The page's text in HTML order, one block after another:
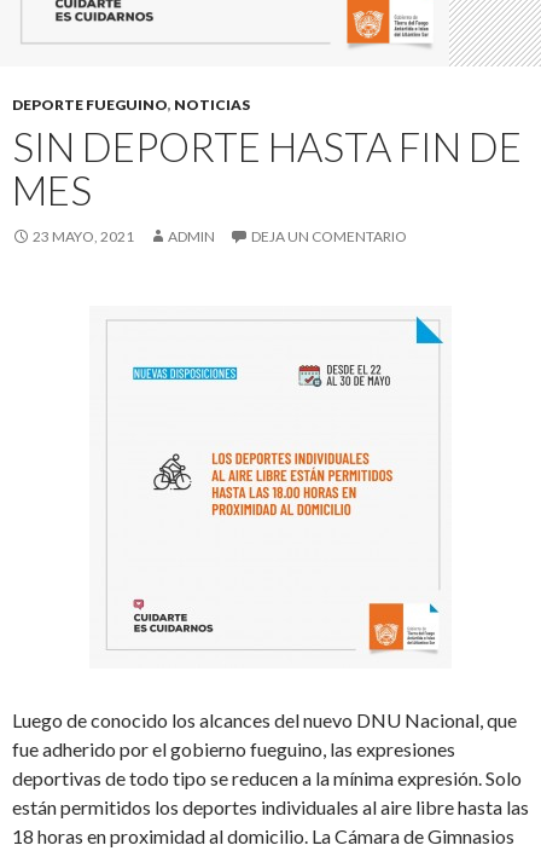
DEPORTE FUEGUINO, NOTICIAS
SIN DEPORTE HASTA FIN DE
MES
23 MAYO, 2021 ADMIN DEJA UN COMENTARIO
Luego de conocido los alcances del nuevo DNU Nacional, que
fue adherido por el gobierno fueguino, las expresiones
deportivas de todo tipo se reducen a la mínima expresión. Solo
están permitidos los deportes individuales al aire libre hasta las
18 horas en proximidad al domicilio. La Cámara de Gimnasios